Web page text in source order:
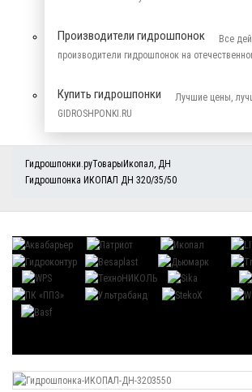
Производители гидрошпонок
Все
производители гидрошпонок на
Купить гидрошпонки
Лучшие цены,
GIDROSHPONKI.RU
Гидрошпонки.руТовары Икопал, ДН
Гидрошпонка ИКОПАЛ ДН 320/35/50